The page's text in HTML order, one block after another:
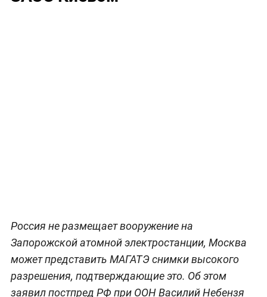
Россия не размещает вооружение на
Запорожской атомной электростанции, Москва
может представить МАГАТЭ снимки высокого
разрешения, подтверждающие это. Об этом
заявил постпред РФ при ООН Василий Небензя